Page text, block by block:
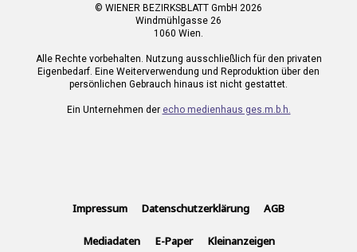
© WIENER BEZIRKSBLATT GmbH 2026
Windmühlgasse 26
1060 Wien.
Alle Rechte vorbehalten. Nutzung ausschließlich für den privaten
Eigenbedarf. Eine Weiterverwendung und Reproduktion über den
persönlichen Gebrauch hinaus ist nicht gestattet.
Ein Unternehmen der echo medienhaus ges.m.b.h.
Impressum Datenschutzerklärung AGB
Mediadaten E-Paper Kleinanzeigen